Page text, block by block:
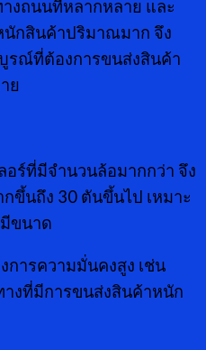
งถนนที่หลากหลาย และ
นักสินค้าปริมาณมาก จึง
รณ์ที่ต้องการขนส่งสินค้า
ย
อร์ที่มีจำนวนล้อมากกว่า จึง
ขึ้นถึง 30 ตันขึ้นไป เหมาะ
ขนาด
การความมั่นคงสูง เช่น
างที่มีการขนส่งสินค้าหนัก